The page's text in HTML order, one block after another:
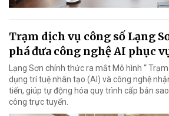
Trạm dịch vụ công số Lạng
phá đưa công nghệ AI phục
Lạng Sơn chính thức ra mắt Mô hình “
dụng trí tuệ nhân tạo (AI) và công nghệ
tiến, giúp tự động hóa quy trình cấp bản
công trực tuyến.